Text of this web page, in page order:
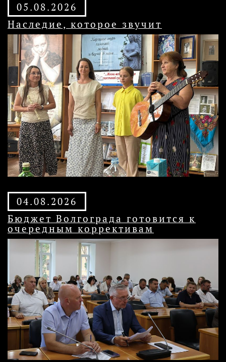
05.08.2026
Наследие, которое звучит
04.08.2026
Бюджет Волгограда готовится к
очередным коррективам